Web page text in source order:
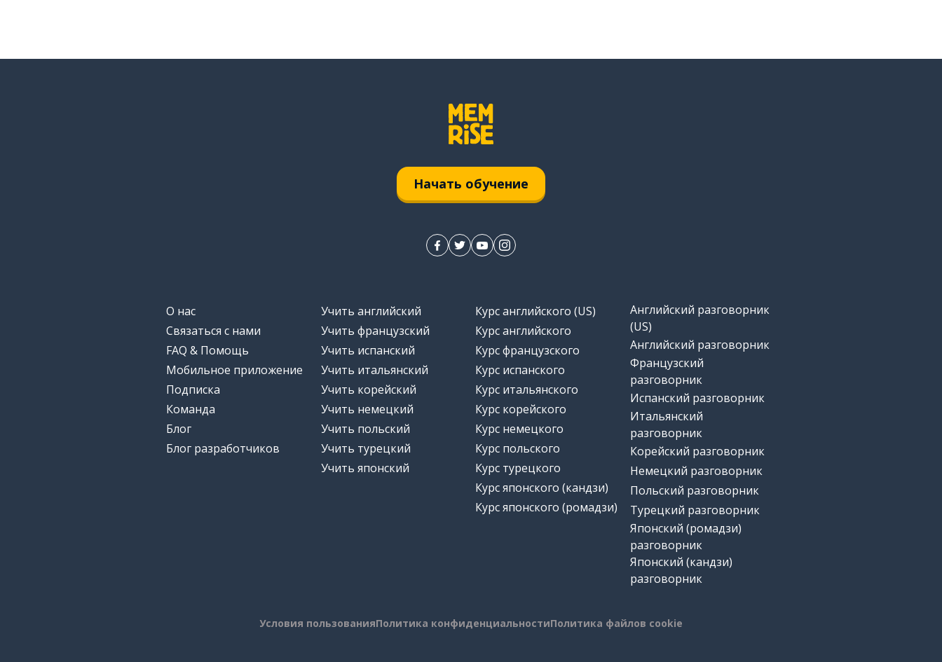
Начать обучение
О нас
Связаться с нами
FAQ & Помощь
Мобильное приложение
Подписка
Команда
Блог
Блог разработчиков
Учить английский
Учить французский
Учить испанский
Учить итальянский
Учить корейский
Учить немецкий
Учить польский
Учить турецкий
Учить японский
Курс английского (US)
Курс английского
Курс французского
Курс испанского
Курс итальянского
Курс корейского
Курс немецкого
Курс польского
Курс турецкого
Курс японского (кандзи)
Курс японского (ромадзи)
Английский разговорник
(US)
Английский разговорник
Французский
разговорник
Испанский разговорник
Итальянский
разговорник
Корейский разговорник
Немецкий разговорник
Польский разговорник
Турецкий разговорник
Японский (ромадзи)
разговорник
Японский (кандзи)
разговорник
Условия пользованияПолитика конфиденциальностиПолитика файлов cookie